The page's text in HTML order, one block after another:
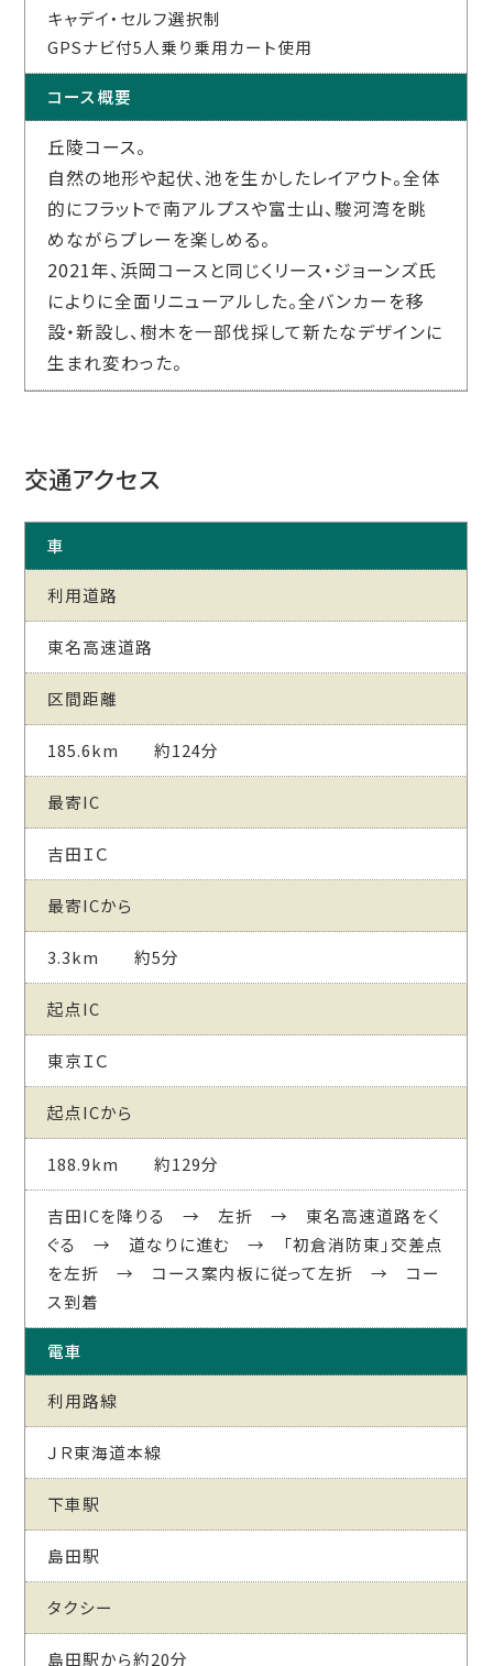
キャデイ・セルフ選択制
GPSナビ付5人乗り乗用カート使用
コース概要
丘陵コース。
自然の地形や起伏、池を生かしたレイアウト。全体
的にフラットで南アルプスや富士山、駿河湾を眺
めながらプレーを楽しめる。
2021年、浜岡コースと同じくリース・ジョーンズ氏
によりに全面リニューアルした。全バンカーを移
設・新設し、樹木を一部伐採して新たなデザインに
生まれ変わった。
交通アクセス
車
利用道路
東名高速道路
区間距離
185.6km 約124分
最寄IC
吉田ＩＣ
最寄ICから
3.3km 約5分
起点IC
東京ＩＣ
起点ICから
188.9km 約129分
吉田ICを降りる → 左折 → 東名高速道路をく
ぐる → 道なりに進む → 「初倉消防東」交差点
を左折 → コース案内板に従って左折 → コー
ス到着
電車
利用路線
ＪＲ東海道本線
下車駅
島田駅
タクシー
島田駅から約20分